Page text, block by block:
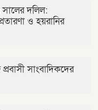
দলিল:
ও হয়রানির
প্রবাসী সাংবাদিকদের